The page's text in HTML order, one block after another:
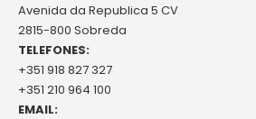
Avenida da Republica 5 CV
2815-800 Sobreda
TELEFONES:
+351 918 827 327
+351 210 964 100
EMAIL: